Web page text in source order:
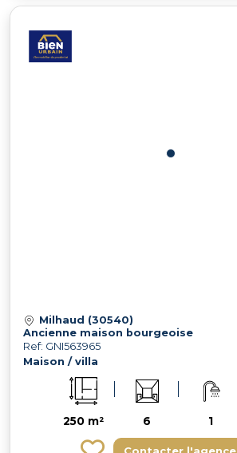
Milhaud (30540)
Ancienne maison bourgeoise
Ref: GNI563965
Maison / villa
250 m² 6 1